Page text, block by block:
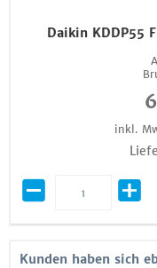
Daikin KDDP55
inkl.
Kunden haben sich